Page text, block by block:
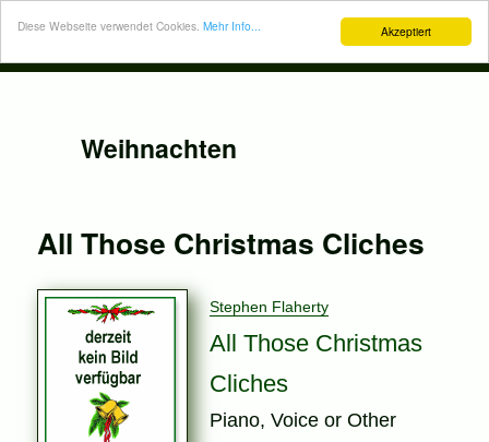
Akzeptiert
Diese Webseite verwendet Cookies. Mehr Info...
Weihnachten
All Those Christmas Cliches
Stephen Flaherty
All Those Christmas
Cliches
Piano, Voice or Other